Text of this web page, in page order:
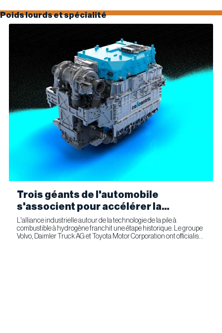
Poids lourds et spécialité
Trois géants de l'automobile
s'associent pour accélérer la
fabrication industrielle de piles à
combustible pour le transport
commercial
L'alliance industrielle autour de la technologie de la pile à
combustible à hydrogène franchit une étape historique. Le groupe
Volvo, Daimler Truck AG et Toyota Motor Corporation ont officialisé